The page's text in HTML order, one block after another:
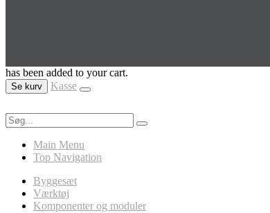
has been added to your cart.
Se kurv Kasse
Main Menu
Top Navigation
Byggesæt
Værktøj
Komponenter og moduler